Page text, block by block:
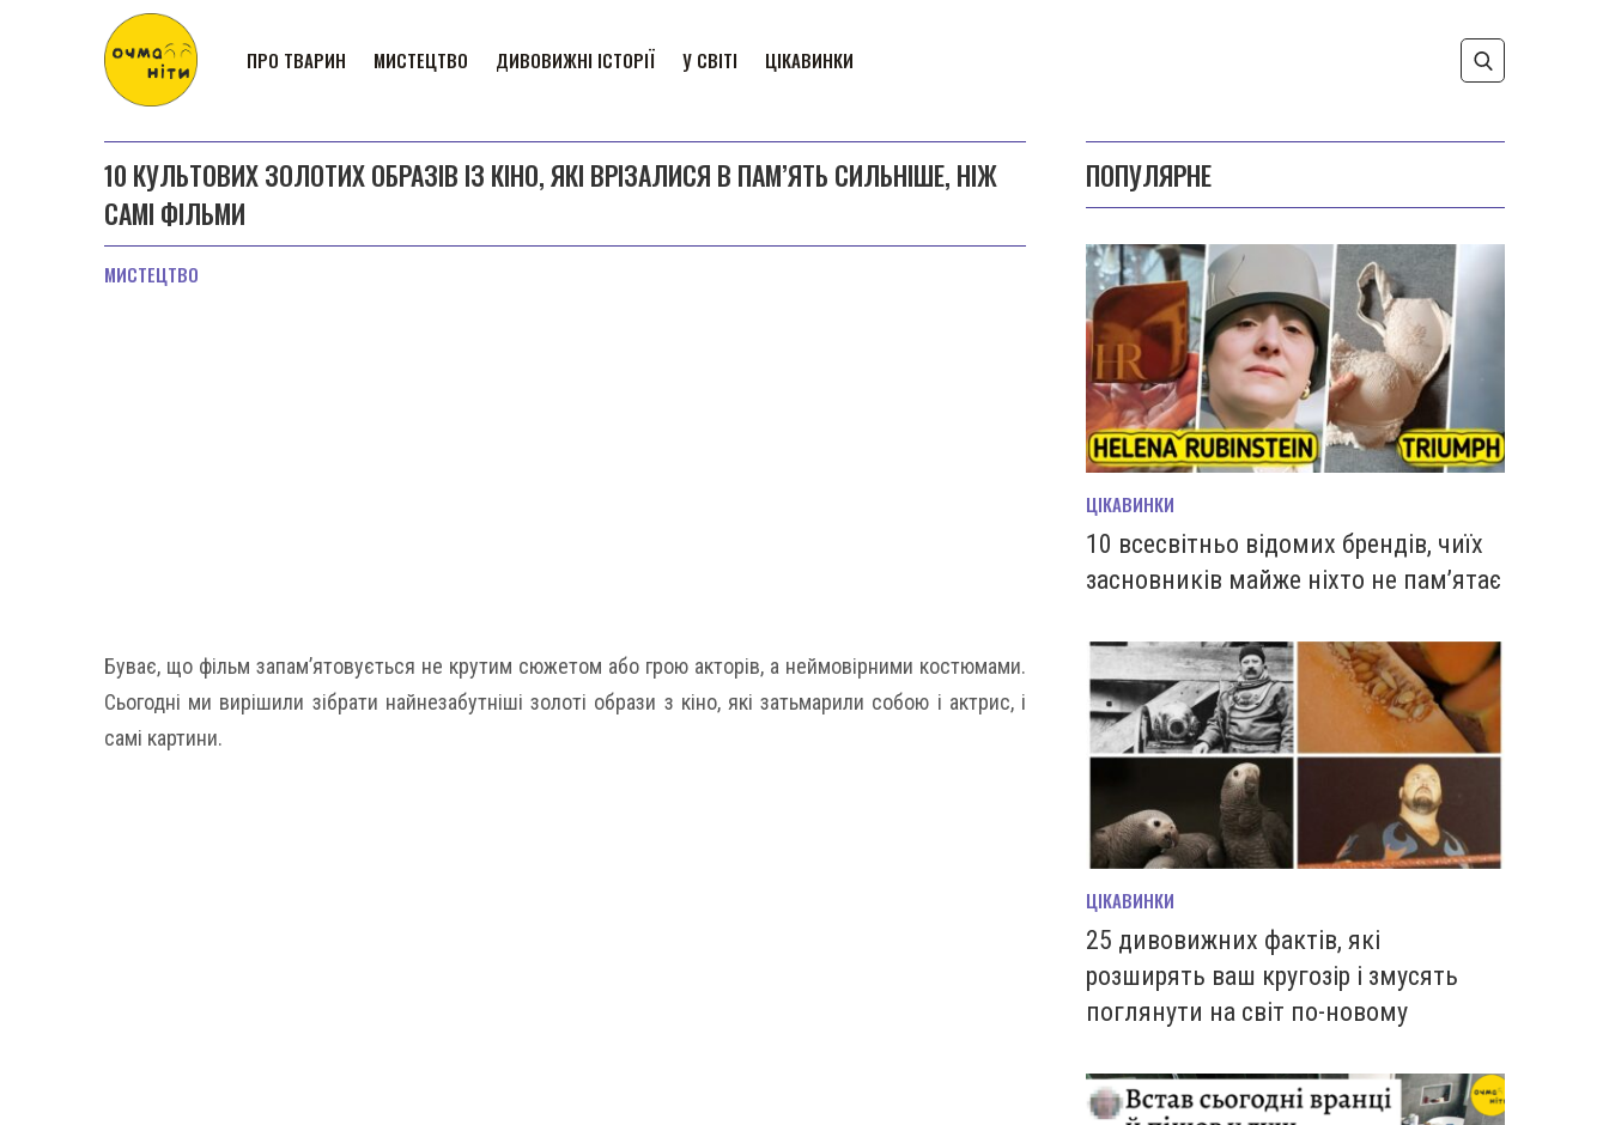
ПРО ТВАРИН МИСТЕЦТВО ДИВОВИЖНІ ІСТОРІЇ У СВІТІ ЦІКАВИНКИ
10 КУЛЬТОВИХ ЗОЛОТИХ ОБРАЗІВ ІЗ КІНО, ЯКІ ВРІЗАЛИСЯ В ПАМ’ЯТЬ СИЛЬНІШЕ, НІЖ
САМІ ФІЛЬМИ
МИСТЕЦТВО
Буває, що фільм запам’ятовується не крутим сюжетом або грою акторів, а неймовірними костюмами.
Сьогодні ми вирішили зібрати найнезабутніші золоті образи з кіно, які затьмарили собою і актрис, і
самі картини.
ПОПУЛЯРНЕ
ЦІКАВИНКИ
10 всесвітньо відомих брендів, чиїх
засновників майже ніхто не пам’ятає
ЦІКАВИНКИ
25 дивовижних фактів, які
розширять ваш кругозір і змусять
поглянути на світ по-новому